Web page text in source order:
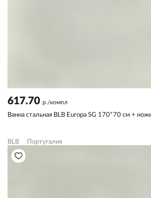
617.70 р./компл
Ванна стальная BLB Europa SG 170*70 см +
BLB Португалия